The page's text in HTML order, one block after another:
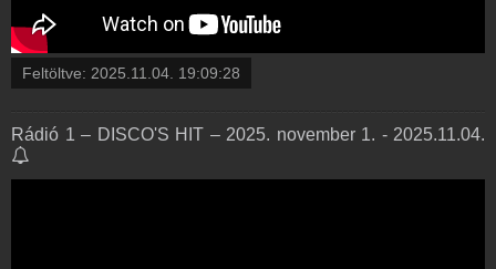
Feltöltve: 2025.11.04. 19:09:28
Rádió 1 – DISCO'S HIT – 2025. november 1. - 2025.11.04.